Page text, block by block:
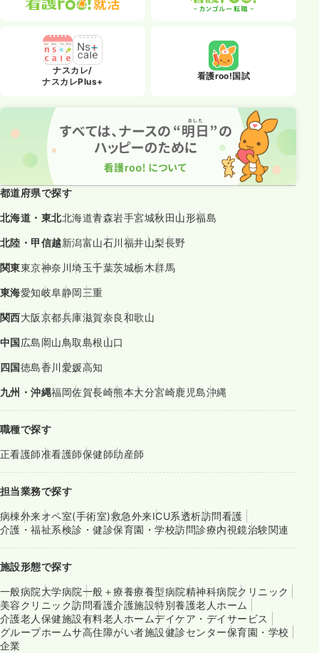
ナスカレ/
ナスカレPlus+
看護roo!国試
都道府県で探す
北海道・東北北海道青森岩手宮城秋田山形福島
北陸・甲信越新潟富山石川福井山梨長野
関東東京神奈川埼玉千葉茨城栃木群馬
東海愛知岐阜静岡三重
関西大阪京都兵庫滋賀奈良和歌山
中国広島岡山鳥取島根山口
四国徳島香川愛媛高知
九州・沖縄福岡佐賀長崎熊本大分宮崎鹿児島沖縄
職種で探す
正看護師准看護師保健師助産師
担当業務で探す
病棟外来オペ室(手術室)救急外来ICU系透析訪問看護
介護・福祉系検診・健診保育園・学校訪問診療内視鏡治験関連
施設形態で探す
一般病院大学病院一般＋療養療養型病院精神科病院クリニック
美容クリニック訪問看護介護施設特別養護老人ホーム
介護老人保健施設有料老人ホームデイケア・デイサービス
グループホームサ高住障がい者施設健診センター保育園・学校
企業